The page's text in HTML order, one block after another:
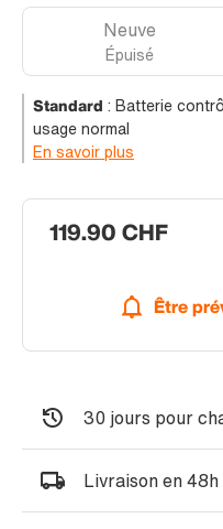
119.90 CHF
Être
Neuve
Épuisé
Standard : Batterie
usage normal
En savoir plus
30 jours pour
Livraison en